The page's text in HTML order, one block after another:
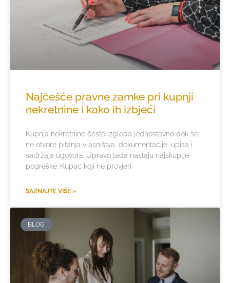
Najčešće pravne zamke pri kupnji
nekretnine i kako ih izbjeći
Kupnja nekretnine često izgleda jednostavno dok se
ne otvore pitanja vlasništva, dokumentacije, upisa i
sadržaja ugovora. Upravo tada nastaju najskuplje
pogreške. Kupac koji ne provjeri
SAZNAJTE VIŠE »
BLOG